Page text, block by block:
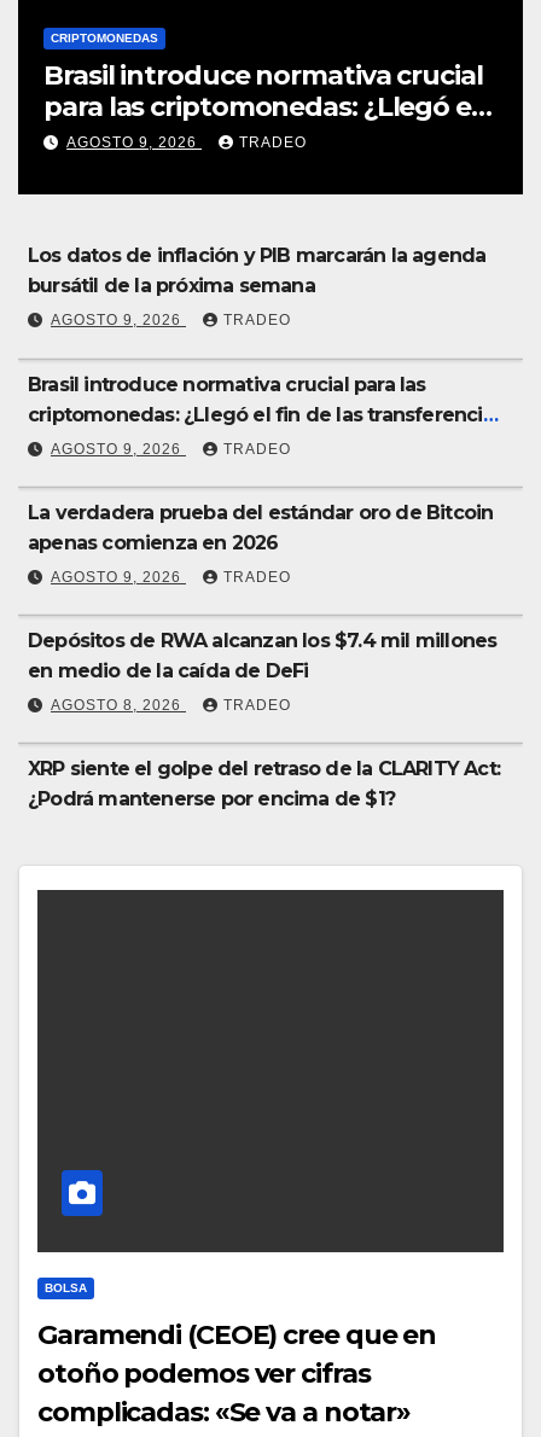
CRIPTOMONEDAS
Brasil introduce normativa crucial
para las criptomonedas: ¿Llegó el
fin de las transferencias
AGOSTO 9, 2026 TRADEO
Los datos de inflación y PIB marcarán la agenda
bursátil de la próxima semana
AGOSTO 9, 2026 TRADEO
Brasil introduce normativa crucial para las
criptomonedas: ¿Llegó el fin de las transferencias
instantáneas?
AGOSTO 9, 2026 TRADEO
La verdadera prueba del estándar oro de Bitcoin
apenas comienza en 2026
AGOSTO 9, 2026 TRADEO
Depósitos de RWA alcanzan los $7.4 mil millones
en medio de la caída de DeFi
AGOSTO 8, 2026 TRADEO
XRP siente el golpe del retraso de la CLARITY Act:
¿Podrá mantenerse por encima de $1?
Memecoin Jimothy se dispara 331% tras post de
BOLSA
Garamendi (CEOE) cree que en
otoño podemos ver cifras
complicadas: «Se va a notar»